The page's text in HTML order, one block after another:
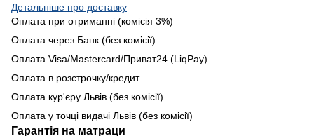
Детальніше про доставку
Оплата при отриманні (комісія 3%)
Оплата через Банк (без комісії)
Оплата Visa/Mastercard/Приват24 (LiqPay)
Оплата в розстрочку/кредит
Оплата кур'єру Львів (без комісії)
Оплата у точці видачі Львів (без комісії)
Гарантія на матраци